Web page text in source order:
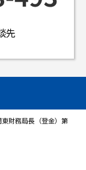
先
財務局長（登金）第